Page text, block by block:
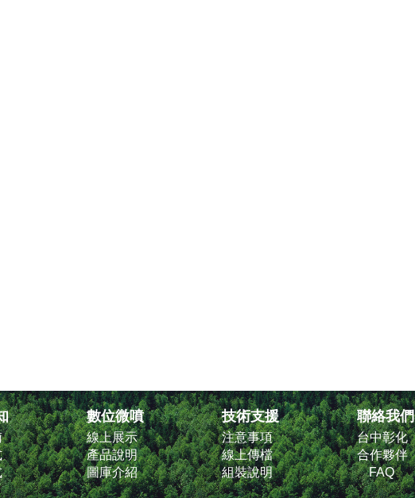
數位微噴
線上展示
產品說明
圖庫介紹
技術支援
注意事項
線上傳檔
組裝說明
聯絡我們
台中彰化
合作夥伴
FAQ